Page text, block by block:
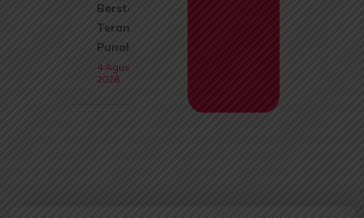
Berstatus
Terancam
Punah
4 Agustus
2026